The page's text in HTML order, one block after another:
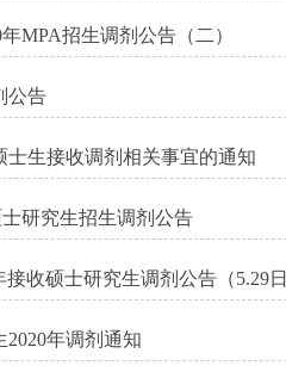
MPA招生调剂公告（二）
公告
士生接收调剂相关事宜的通知
研究生招生调剂公告
接收硕士研究生调剂公告（5.29
年调剂通知